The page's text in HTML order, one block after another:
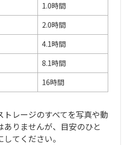
1.0時間
2.0時間
4.1時間
8.1時間
16時間
トレージのすべてを写真や動
りませんが、目安のひと
てください。